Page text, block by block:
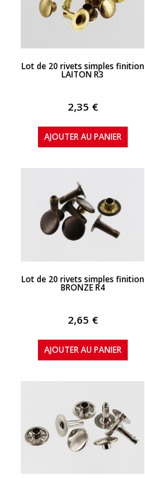
APERÇU RAPIDE
Lot de 20 rivets simples finition
LAITON R3
2,35 €
AJOUTER AU PANIER
APERÇU RAPIDE
Lot de 20 rivets simples finition
BRONZE R4
2,65 €
AJOUTER AU PANIER